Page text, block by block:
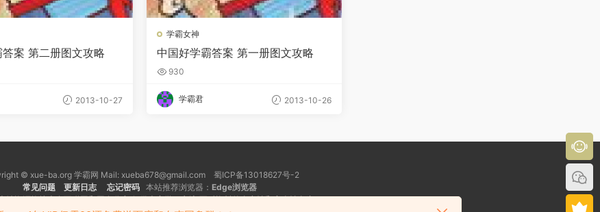
案 第二册图文攻略
2013-10-27
学霸女神
中国好学霸答案 第一册图文攻略
930
学霸君 2013-10-26
© xue-ba.org 学霸网 Mail: xueba678@gmail.com 蜀ICP备13018627号-2
常见问题
更新日志 忘记密码 本站推荐浏览器： Edge浏览器
站资源均搜索自互联网和网友分享,仅供大家学习交流,不对资料的真实性和安全性负责！